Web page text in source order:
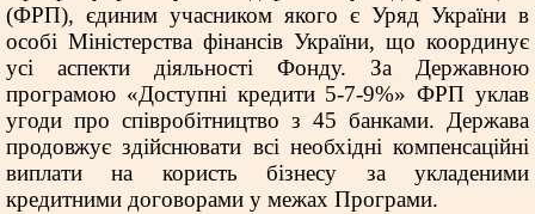
(ФРП), єдиним учасником якого є Уряд України в
особі Міністерства фінансів України, що координує
усі аспекти діяльності Фонду. За Державною
програмою «Доступні кредити 5-7-9%» ФРП уклав
угоди про співробітництво з 45 банками. Держава
продовжує здійснювати всі необхідні компенсаційні
виплати на користь бізнесу за укладеними
кредитними договорами у межах Програми.